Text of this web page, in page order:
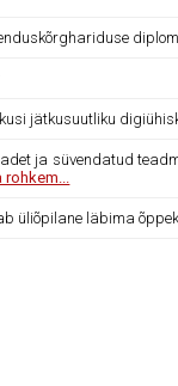
jätkusuutliku
ja süvendatud
rohkem...
üliõpilane läbima